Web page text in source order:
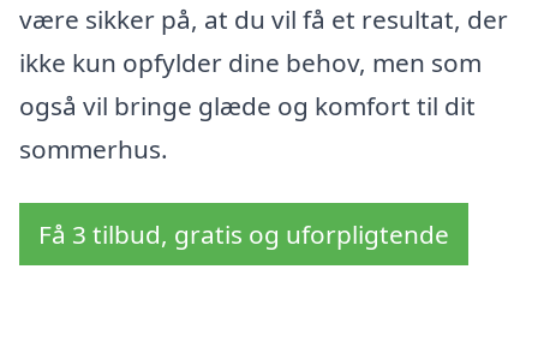
være sikker på, at du vil få et resultat, der
ikke kun opfylder dine behov, men som
også vil bringe glæde og komfort til dit
sommerhus.
Få 3 tilbud, gratis og uforpligtende